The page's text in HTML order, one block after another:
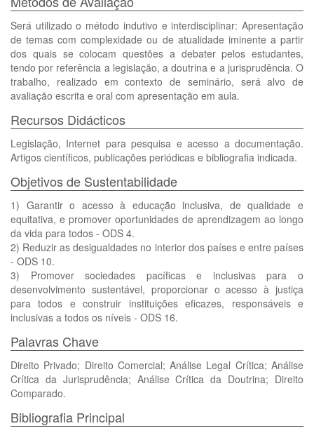
Será utilizado o método indutivo e interdisciplinar: Apresentação
de temas com complexidade ou de atualidade iminente a partir
dos quais se colocam questões a debater pelos estudantes,
tendo por referência a legislação, a doutrina e a jurisprudência. O
trabalho, realizado em contexto de seminário, será alvo de
avaliação escrita e oral com apresentação em aula.
Recursos Didácticos
Legislação, Internet para pesquisa e acesso a documentação.
Artigos científicos, publicações periódicas e bibliografia indicada.
Objetivos de Sustentabilidade
1) Garantir o acesso à educação inclusiva, de qualidade e
equitativa, e promover oportunidades de aprendizagem ao longo
da vida para todos - ODS 4.
2) Reduzir as desigualdades no interior dos países e entre países
- ODS 10.
3) Promover sociedades pacíficas e inclusivas para o
desenvolvimento sustentável, proporcionar o acesso à justiça
para todos e construir instituições eficazes, responsáveis e
inclusivas a todos os níveis - ODS 16.
Palavras Chave
Direito Privado; Direito Comercial; Análise Legal Crítica; Análise
Crítica da Jurisprudência; Análise Crítica da Doutrina; Direito
Comparado.
Bibliografia Principal